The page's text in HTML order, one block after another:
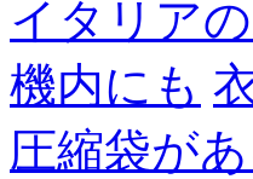
イタリア
機内にも
圧縮袋が